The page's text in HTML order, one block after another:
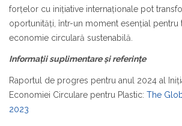
forțelor cu inițiative internaționale pot
oportunități, într-un moment esențial pentru
economie circulară sustenabilă.
Informații suplimentare și referințe
Raportul de progres pentru anul 2024 al
Economiei Circulare pentru Plastic: The
2023